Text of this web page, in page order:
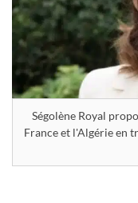
Ségolène Royal
France et l'Algérie en